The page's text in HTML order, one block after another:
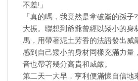
不差!」
「真的嗎，我竟然是拿破崙的孫
大振。聯想到爺爺曾經以矮小的身
馬，用帶著泥土芳香的法語發出威
感到自己矮小的身材同樣充滿力量
音也帶著幾分高貴和威嚴。
第二天一大早，亨利便滿懷自信地